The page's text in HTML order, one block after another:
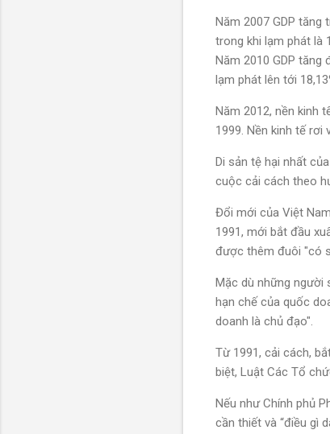
Năm 2007 GDP tăng
trong khi lạm phát là
Năm 2010 GDP tăng
lạm phát lên tới
Năm 2012, nền kinh
1999. Nền kinh tế rơi
Di sản tệ hại nhất
cuộc cải cách theo
Đổi mới của Việt
1991, mới bắt đầu
được thêm đuôi "có
Mặc dù những người
hạn chế của quốc
doanh là chủ đạo".
Từ 1991, cải cách,
biệt, Luật Các Tổ
Nếu như Chính phủ
cần thiết và “điều gì